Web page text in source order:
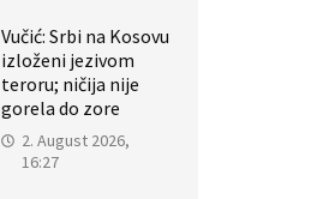
Vučić: Srbi na Kosovu
izloženi jezivom
teroru; ničija nije
gorela do zore
2. August 2026,
16:27